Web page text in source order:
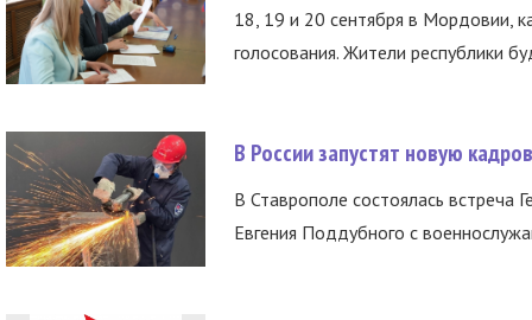
18, 19 и 20 сентября в Мордовии,
голосования. Жители республики
В России запустят новую
В Ставрополе состоялась встреча
Евгения Поддубного с